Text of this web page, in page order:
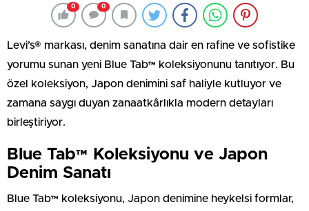
0 0
Levi’s® markası, denim sanatına dair en rafine ve sofistike
yorumu sunan yeni Blue Tab™ koleksiyonunu tanıtıyor. Bu
özel koleksiyon, Japon denimini saf haliyle kutluyor ve
zamana saygı duyan zanaatkârlıkla modern detayları
birleştiriyor.
Blue Tab™ Koleksiyonu ve Japon
Denim Sanatı
Blue Tab™ koleksiyonu, Japon denimine heykelsi formlar,